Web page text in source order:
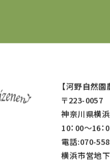
【河野自然園
〒223-0057
神奈川県横
10：00～16：
電話:070-
横浜市営地下